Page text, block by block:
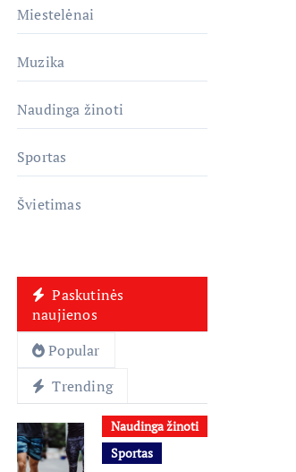
Miestelėnai
Muzika
Naudinga žinoti
Sportas
Švietimas
Paskutinės
naujienos
Popular
Trending
Naudinga žinoti
Sportas